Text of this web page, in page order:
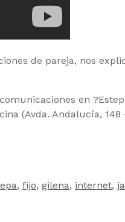
de pareja, nos
en ?
(Avda. Andalucía,
, fijo, gilena, internet,